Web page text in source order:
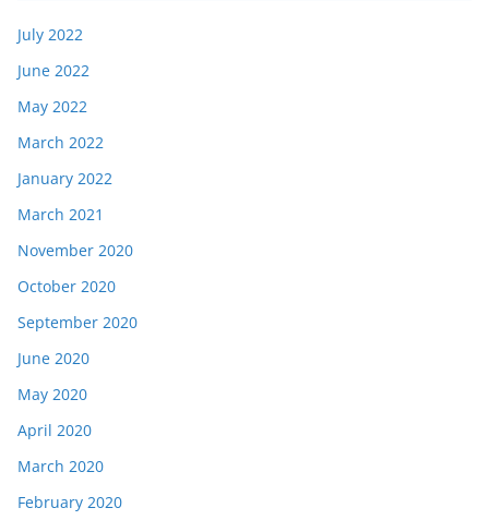
July 2022
June 2022
May 2022
March 2022
January 2022
March 2021
November 2020
October 2020
September 2020
June 2020
May 2020
April 2020
March 2020
February 2020